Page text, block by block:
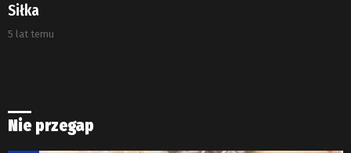
Siłka
5 lat temu
Nie przegap